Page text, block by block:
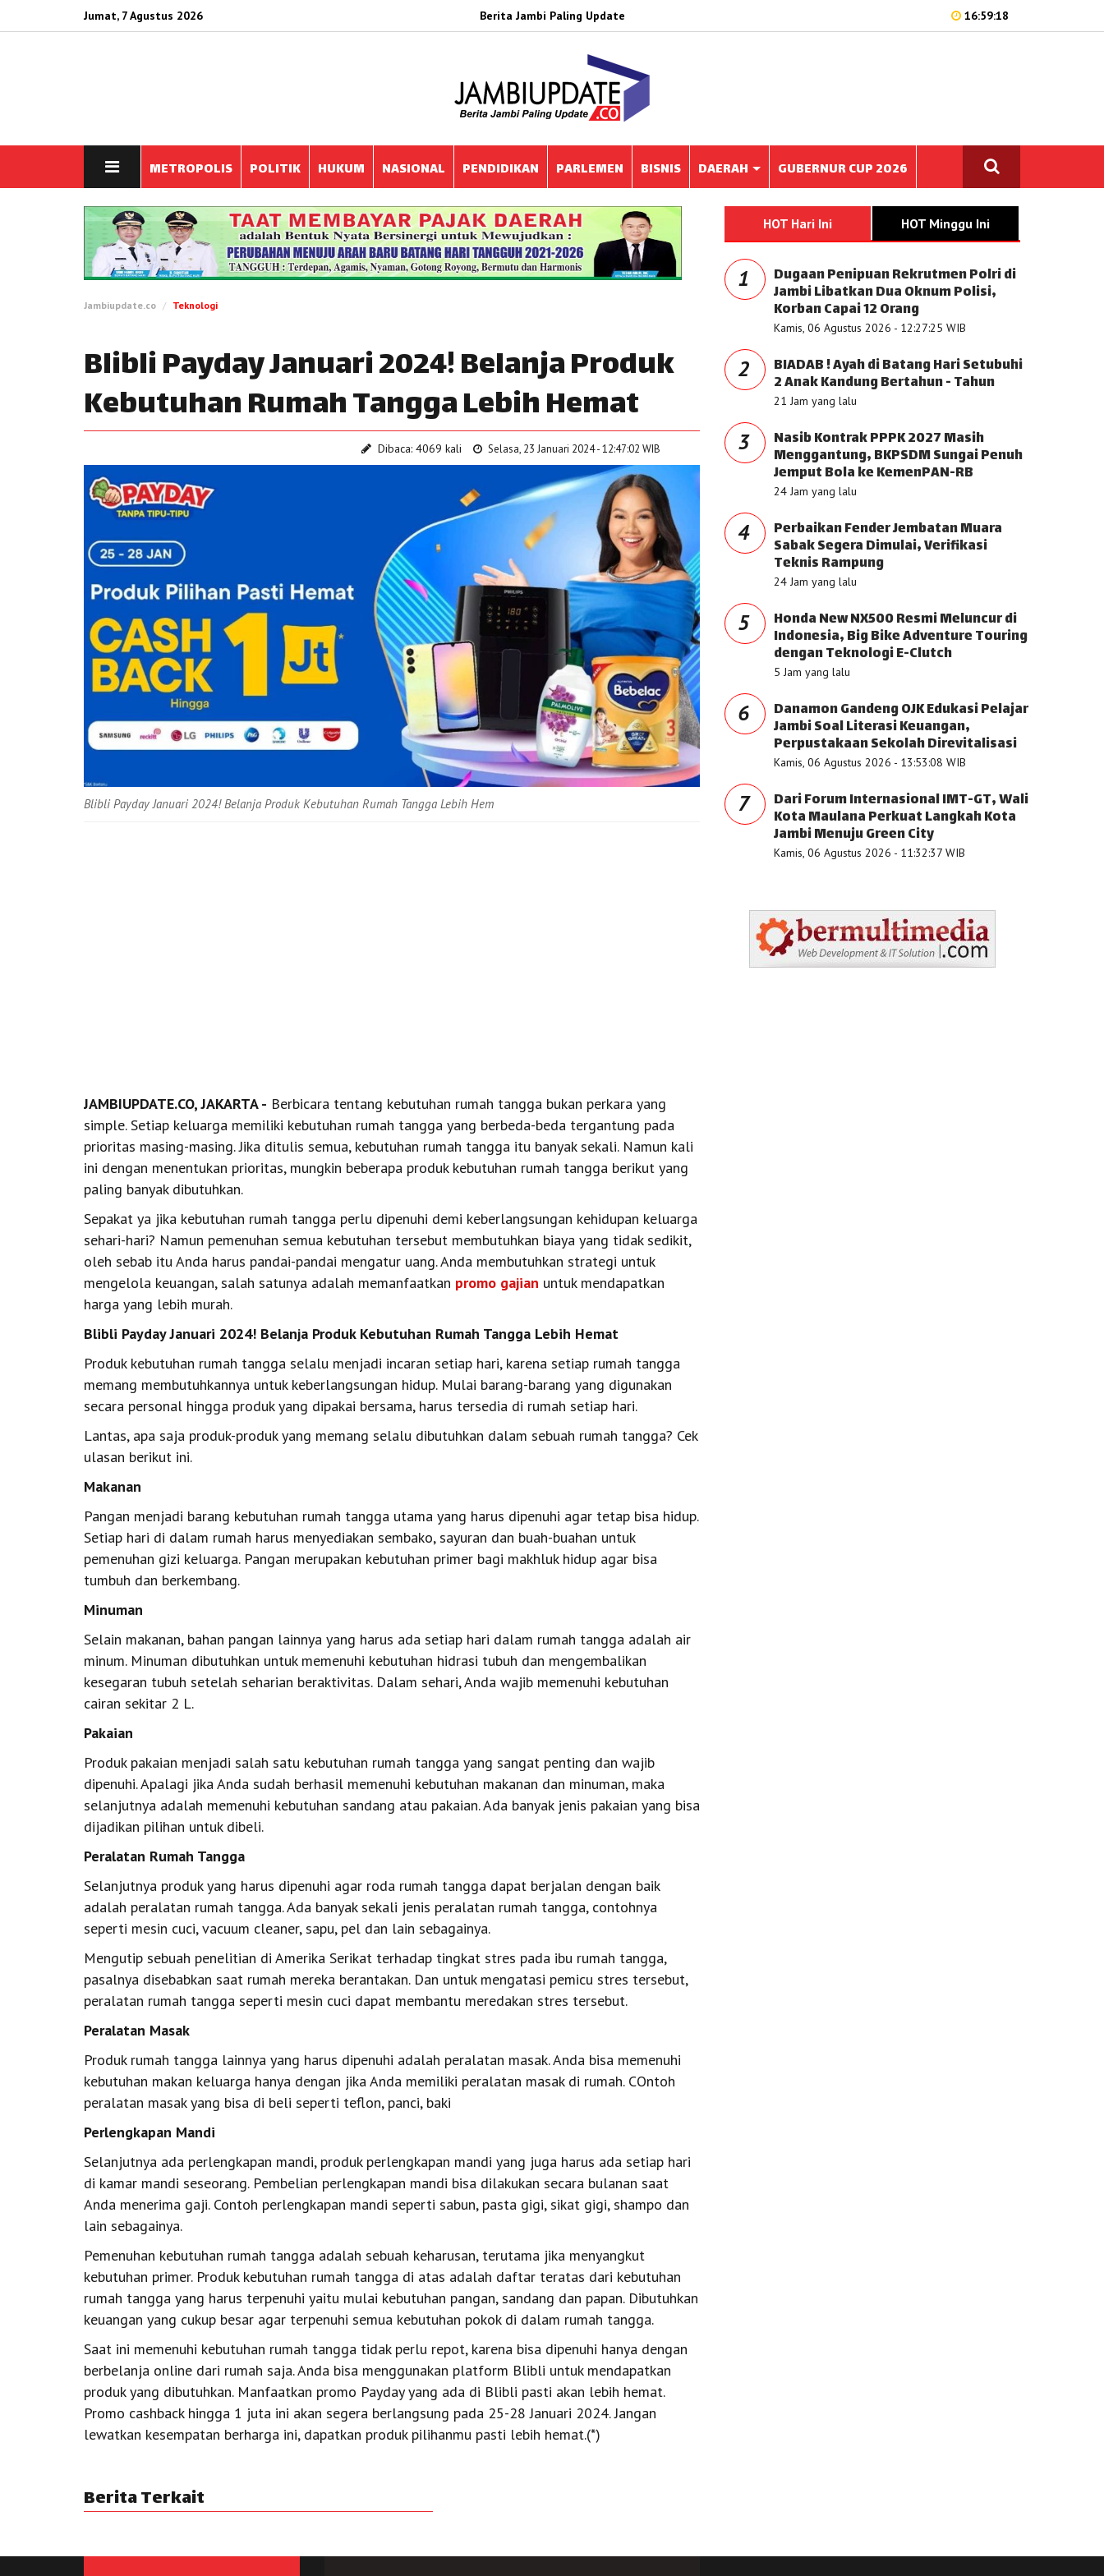
Jumat, 7 Agustus 2026 Berita Jambi Paling Update 16:59:18
METROPOLIS POLITIK HUKUM NASIONAL PENDIDIKAN PARLEMEN BISNIS DAERAH GUBERNUR CUP 2026
Jambiupdate.co Teknologi
Blibli Payday Januari 2024! Belanja Produk
Kebutuhan Rumah Tangga Lebih Hemat
Dibaca: 4069 kali Selasa, 23 Januari 2024 - 12:47:02 WIB
Blibli Payday Januari 2024! Belanja Produk Kebutuhan Rumah Tangga Lebih Hem
JAMBIUPDATE.CO, JAKARTA - Berbicara tentang kebutuhan rumah tangga bukan perkara yang
simple. Setiap keluarga memiliki kebutuhan rumah tangga yang berbeda-beda tergantung pada
prioritas masing-masing. Jika ditulis semua, kebutuhan rumah tangga itu banyak sekali. Namun kali
ini dengan menentukan prioritas, mungkin beberapa produk kebutuhan rumah tangga berikut yang
paling banyak dibutuhkan.
Sepakat ya jika kebutuhan rumah tangga perlu dipenuhi demi keberlangsungan kehidupan keluarga
sehari-hari? Namun pemenuhan semua kebutuhan tersebut membutuhkan biaya yang tidak sedikit,
oleh sebab itu Anda harus pandai-pandai mengatur uang. Anda membutuhkan strategi untuk
mengelola keuangan, salah satunya adalah memanfaatkan promo gajian untuk mendapatkan
harga yang lebih murah.
Blibli Payday Januari 2024! Belanja Produk Kebutuhan Rumah Tangga Lebih Hemat
Produk kebutuhan rumah tangga selalu menjadi incaran setiap hari, karena setiap rumah tangga
memang membutuhkannya untuk keberlangsungan hidup. Mulai barang-barang yang digunakan
secara personal hingga produk yang dipakai bersama, harus tersedia di rumah setiap hari.
Lantas, apa saja produk-produk yang memang selalu dibutuhkan dalam sebuah rumah tangga? Cek
ulasan berikut ini.
Makanan
Pangan menjadi barang kebutuhan rumah tangga utama yang harus dipenuhi agar tetap bisa hidup.
Setiap hari di dalam rumah harus menyediakan sembako, sayuran dan buah-buahan untuk
pemenuhan gizi keluarga. Pangan merupakan kebutuhan primer bagi makhluk hidup agar bisa
tumbuh dan berkembang.
Minuman
Selain makanan, bahan pangan lainnya yang harus ada setiap hari dalam rumah tangga adalah air
minum. Minuman dibutuhkan untuk memenuhi kebutuhan hidrasi tubuh dan mengembalikan
kesegaran tubuh setelah seharian beraktivitas. Dalam sehari, Anda wajib memenuhi kebutuhan
cairan sekitar 2 L.
Pakaian
Produk pakaian menjadi salah satu kebutuhan rumah tangga yang sangat penting dan wajib
dipenuhi. Apalagi jika Anda sudah berhasil memenuhi kebutuhan makanan dan minuman, maka
selanjutnya adalah memenuhi kebutuhan sandang atau pakaian. Ada banyak jenis pakaian yang bisa
dijadikan pilihan untuk dibeli.
Peralatan Rumah Tangga
Selanjutnya produk yang harus dipenuhi agar roda rumah tangga dapat berjalan dengan baik
adalah peralatan rumah tangga. Ada banyak sekali jenis peralatan rumah tangga, contohnya
seperti mesin cuci, vacuum cleaner, sapu, pel dan lain sebagainya.
Mengutip sebuah penelitian di Amerika Serikat terhadap tingkat stres pada ibu rumah tangga,
pasalnya disebabkan saat rumah mereka berantakan. Dan untuk mengatasi pemicu stres tersebut,
peralatan rumah tangga seperti mesin cuci dapat membantu meredakan stres tersebut.
Peralatan Masak
Produk rumah tangga lainnya yang harus dipenuhi adalah peralatan masak. Anda bisa memenuhi
kebutuhan makan keluarga hanya dengan jika Anda memiliki peralatan masak di rumah. COntoh
peralatan masak yang bisa di beli seperti teflon, panci, baki
Perlengkapan Mandi
Selanjutnya ada perlengkapan mandi, produk perlengkapan mandi yang juga harus ada setiap hari
di kamar mandi seseorang. Pembelian perlengkapan mandi bisa dilakukan secara bulanan saat
Anda menerima gaji. Contoh perlengkapan mandi seperti sabun, pasta gigi, sikat gigi, shampo dan
lain sebagainya.
Pemenuhan kebutuhan rumah tangga adalah sebuah keharusan, terutama jika menyangkut
kebutuhan primer. Produk kebutuhan rumah tangga di atas adalah daftar teratas dari kebutuhan
rumah tangga yang harus terpenuhi yaitu mulai kebutuhan pangan, sandang dan papan. Dibutuhkan
keuangan yang cukup besar agar terpenuhi semua kebutuhan pokok di dalam rumah tangga.
Saat ini memenuhi kebutuhan rumah tangga tidak perlu repot, karena bisa dipenuhi hanya dengan
berbelanja online dari rumah saja. Anda bisa menggunakan platform Blibli untuk mendapatkan
produk yang dibutuhkan. Manfaatkan promo Payday yang ada di Blibli pasti akan lebih hemat.
Promo cashback hingga 1 juta ini akan segera berlangsung pada 25-28 Januari 2024. Jangan
lewatkan kesempatan berharga ini, dapatkan produk pilihanmu pasti lebih hemat.(*)
Berita Terkait
HOT Hari Ini HOT Minggu Ini
1 Dugaan Penipuan Rekrutmen Polri di
Jambi Libatkan Dua Oknum Polisi,
Korban Capai 12 Orang
Kamis, 06 Agustus 2026 - 12:27:25 WIB
2 BIADAB ! Ayah di Batang Hari Setubuhi
2 Anak Kandung Bertahun - Tahun
21 Jam yang lalu
3 Nasib Kontrak PPPK 2027 Masih
Menggantung, BKPSDM Sungai Penuh
Jemput Bola ke KemenPAN-RB
24 Jam yang lalu
4 Perbaikan Fender Jembatan Muara
Sabak Segera Dimulai, Verifikasi
Teknis Rampung
24 Jam yang lalu
5 Honda New NX500 Resmi Meluncur di
Indonesia, Big Bike Adventure Touring
dengan Teknologi E-Clutch
5 Jam yang lalu
6 Danamon Gandeng OJK Edukasi Pelajar
Jambi Soal Literasi Keuangan,
Perpustakaan Sekolah Direvitalisasi
Kamis, 06 Agustus 2026 - 13:53:08 WIB
7 Dari Forum Internasional IMT-GT, Wali
Kota Maulana Perkuat Langkah Kota
Jambi Menuju Green City
Kamis, 06 Agustus 2026 - 11:32:37 WIB